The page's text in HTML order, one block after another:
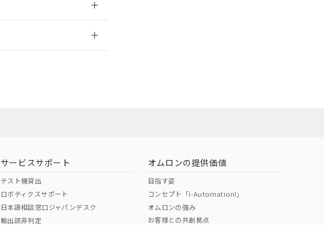
サービスサポート
テスト機貸出
ロボティクスサポート
日本語相談窓口ジャパンデスク
輸出該非判定
オムロンの提供価値
目指す姿
コンセプト「i-Automation!」
オムロンの強み
お客様との共創拠点